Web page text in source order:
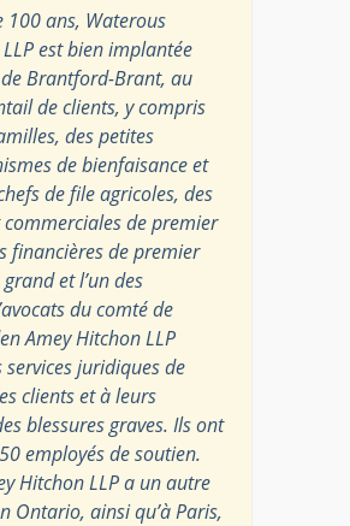
100 ans, Waterous
est bien implantée
Brantford-Brant, au
de clients, y compris
des petites
de bienfaisance et
de file agricoles, des
de premier
financières de premier
et l’un des
du comté de
Amey Hitchon LLP
services juridiques de
clients et à leurs
blessures graves. Ils ont
employés de soutien.
Hitchon LLP a un autre
Ontario, ainsi qu’à Paris,